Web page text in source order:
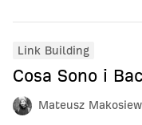
Mateusz
Link Building
Cosa Sono i